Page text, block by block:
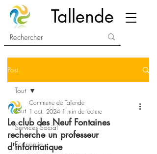
Tallende
Post
Tout
Services Social
Economie
Tout
Le club des Neuf Fontaines
recherche un professeur
d'informatique
Commune de Tallende
1 oct. 2024 1 min de lecture